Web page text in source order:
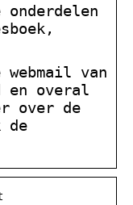
van
overal
over de
de